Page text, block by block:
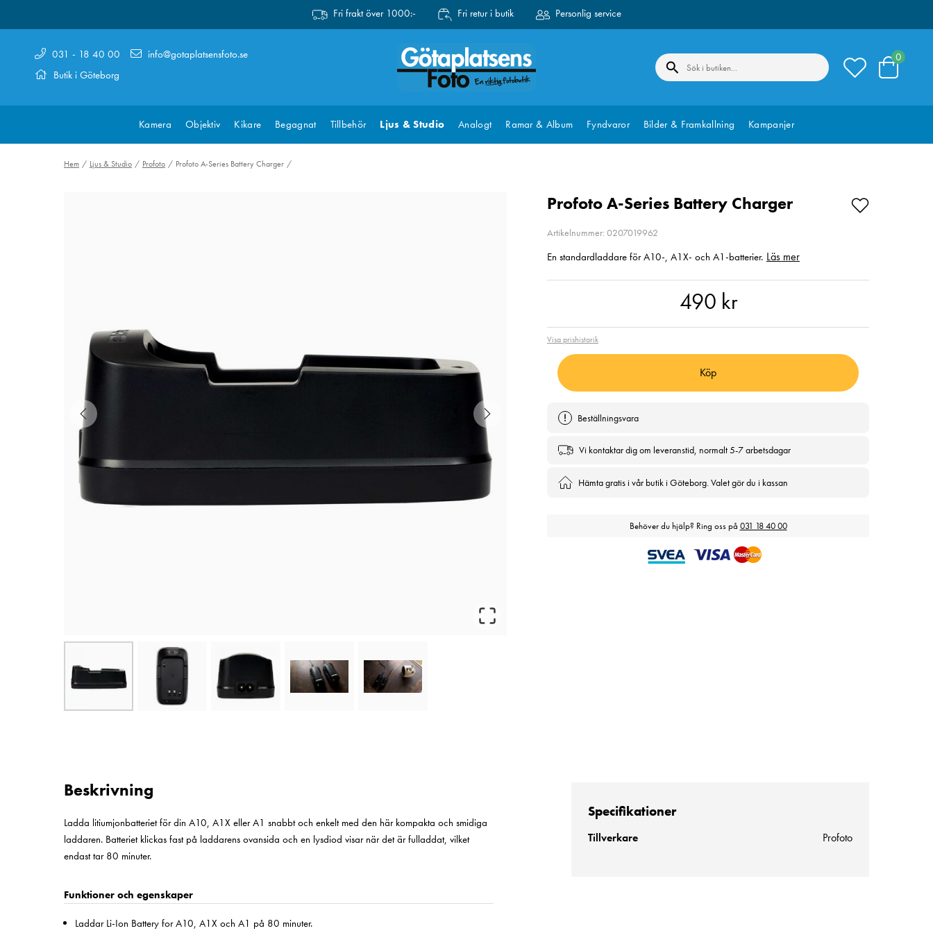
Fri frakt över 1000:- Fri retur i butik Personlig service
031 - 18 40 00
Butik i Göteborg
info@gotaplatsensfoto.se 0
Kamera Objektiv Kikare Begagnat Tillbehör Ljus & Studio Analogt Ramar & Album Fyndvaror Bilder & Framkallning Kampanjer
Hem Ljus & Studio Profoto Profoto A-Series Battery Charger
Profoto A-Series Battery Charger
Artikelnummer: 0207019962
En standardladdare för A10-, A1X- och A1-batterier. Läs mer
490 kr
Visa prishistorik
Köp
Beställningsvara
Vi kontaktar dig om leveranstid, normalt 5-7 arbetsdagar
Hämta gratis i vår butik i Göteborg. Valet gör du i kassan
Behöver du hjälp? Ring oss på 031 18 40 00
Beskrivning
Ladda litiumjonbatteriet för din A10, A1X eller A1 snabbt och enkelt med den här kompakta och smidiga
laddaren. Batteriet klickas fast på laddarens ovansida och en lysdiod visar när det är fulladdat, vilket
endast tar 80 minuter.
Funktioner och egenskaper
Laddar Li-Ion Battery for A10, A1X och A1 på 80 minuter.
Specifikationer
Tillverkare Profoto